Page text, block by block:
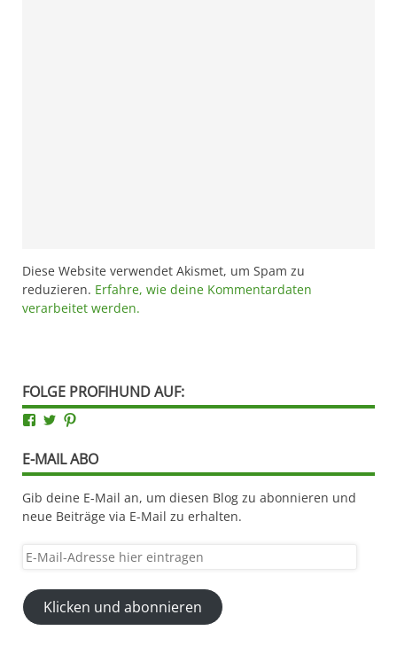
Diese Website verwendet Akismet, um Spam zu
reduzieren. Erfahre, wie deine Kommentardaten
verarbeitet werden.
FOLGE PROFIHUND AUF:
Facebook
Twitter
E-MAIL ABO
Gib deine E-Mail an, um diesen Blog zu abonnieren und
neue Beiträge via E-Mail zu erhalten.
E-
Adresse
hier
eintragen
Klicken und abonnieren